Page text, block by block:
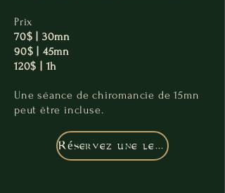
Prix
70$ | 30mn
90$ | 45mn
120$ | 1h
Une séance de chiromancie de 15mn
peut être incluse.
Réservez une lecture